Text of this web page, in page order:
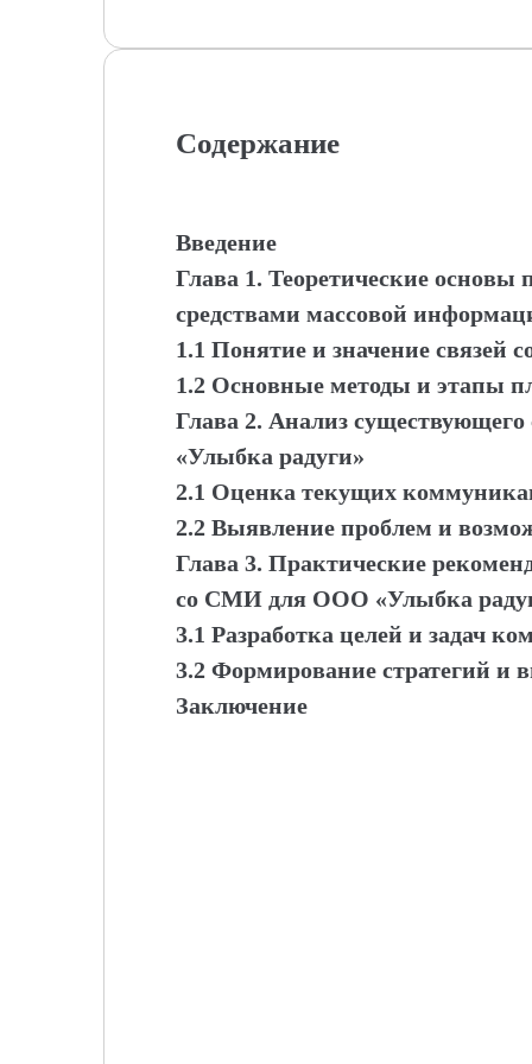
Содержание
Введение
Глава 1. Теоретические основы
средствами массовой
1.1 Понятие и значение связей
1.2 Основные методы и этапы
Глава 2. Анализ
«Улыбка радуги»
2.1 Оценка текущих
2.2 Выявление проблем и
Глава 3. Практические
со СМИ для ООО «Улыбка
3.1 Разработка целей и задач
3.2 Формирование стратегий и
Заключение